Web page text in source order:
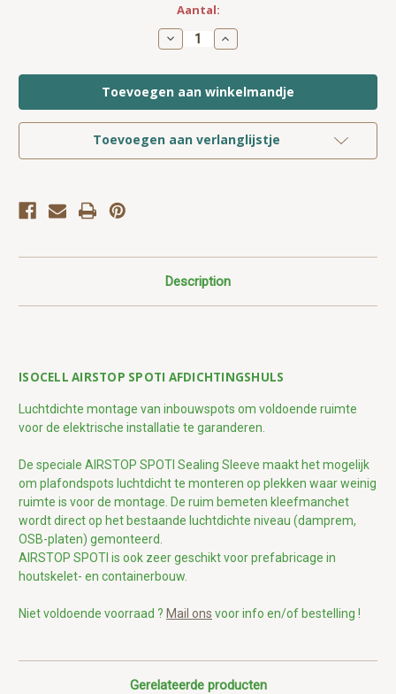
Aantal:
Hoeveelheid
verlagen
Isocell
Airstop
SPOTI
Dichtmanchet
voor
inbouwspots
Hoeveelheid
verhogen
Isocell
Airstop
SPOTI
Dichtmanchet
voor
inbouwspots
Toevoegen aan verlanglijstje
Description
ISOCELL AIRSTOP SPOTI AFDICHTINGSHULS
Luchtdichte montage van inbouwspots om voldoende ruimte
voor de elektrische installatie te garanderen.
De speciale AIRSTOP SPOTI Sealing Sleeve maakt het mogelijk
om plafondspots luchtdicht te monteren op plekken waar weinig
ruimte is voor de montage. De ruim bemeten kleefmanchet
wordt direct op het bestaande luchtdichte niveau (damprem,
OSB-platen) gemonteerd.
AIRSTOP SPOTI is ook zeer geschikt voor prefabricage in
houtskelet- en containerbouw.
Niet voldoende voorraad ? Mail ons voor info en/of bestelling !
Gerelateerde producten